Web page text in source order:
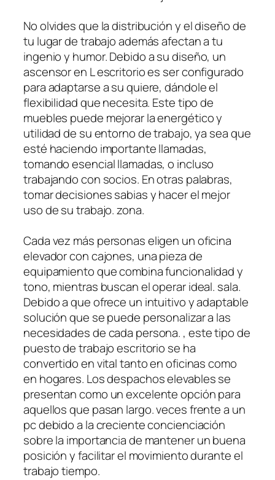
No olvides que la distribución y el diseño de
tu lugar de trabajo además afectan a tu
ingenio y humor. Debido a su diseño, un
ascensor en L escritorio es ser configurado
para adaptarse a su quiere, dándole el
flexibilidad que necesita. Este tipo de
muebles puede mejorar la energético y
utilidad de su entorno de trabajo, ya sea que
esté haciendo importante llamadas,
tomando esencial llamadas, o incluso
trabajando con socios. En otras palabras,
tomar decisiones sabias y hacer el mejor
uso de su trabajo. zona.
Cada vez más personas eligen un oficina
elevador con cajones, una pieza de
equipamiento que combina funcionalidad y
tono, mientras buscan el operar ideal. sala.
Debido a que ofrece un intuitivo y adaptable
solución que se puede personalizar a las
necesidades de cada persona. , este tipo de
puesto de trabajo escritorio se ha
convertido en vital tanto en oficinas como
en hogares. Los despachos elevables se
presentan como un excelente opción para
aquellos que pasan largo. veces frente a un
pc debido a la creciente concienciación
sobre la importancia de mantener un buena
posición y facilitar el movimiento durante el
trabajo tiempo.